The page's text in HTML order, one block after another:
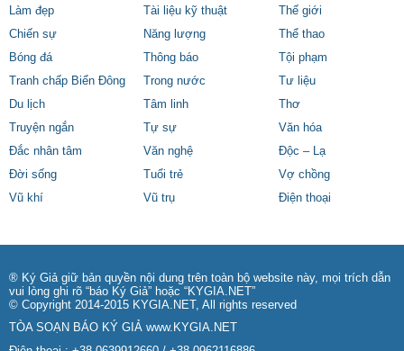
Làm đẹp
Tài liệu kỹ thuật
Thế giới
Chiến sự
Năng lượng
Thể thao
Bóng đá
Thông báo
Tội phạm
Tranh chấp Biển Đông
Trong nước
Tư liệu
Du lịch
Tâm linh
Thơ
Truyện ngắn
Tự sự
Văn hóa
Đắc nhân tâm
Văn nghệ
Độc – Lạ
Đời sống
Tuổi trẻ
Vợ chồng
Vũ khí
Vũ trụ Điện thoại
® Ký Giả giữ bản quyền nội dung trên toàn bộ website này, mọi trích dẫn
vui lòng ghi rõ “báo Ký Giả” hoặc “KYGIA.NET”
© Copyright 2014-2015 KYGIA.NET, All rights reserved
TÒA SOẠN BÁO KÝ GIẢ www.KYGIA.NET